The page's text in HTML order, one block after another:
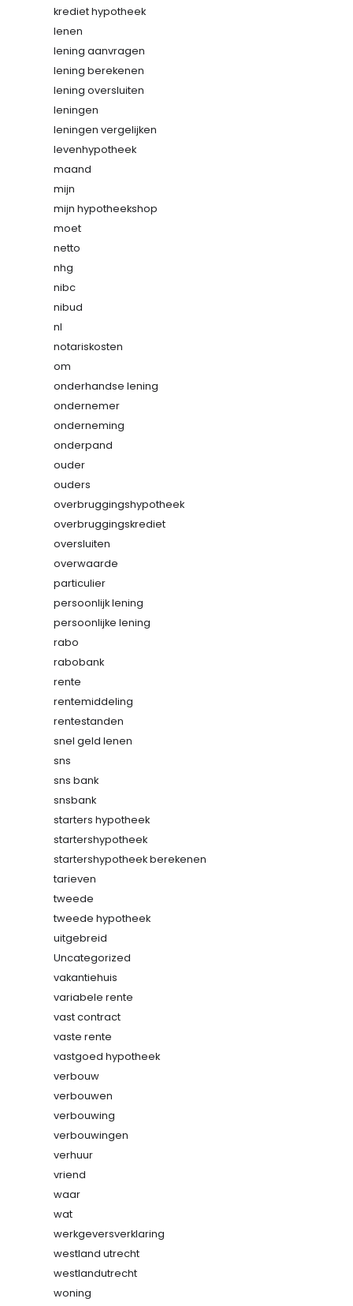
krediet hypotheek
lenen
lening aanvragen
lening berekenen
lening oversluiten
leningen
leningen vergelijken
levenhypotheek
maand
mijn
mijn hypotheekshop
moet
netto
nhg
nibc
nibud
nl
notariskosten
om
onderhandse lening
ondernemer
onderneming
onderpand
ouder
ouders
overbruggingshypotheek
overbruggingskrediet
oversluiten
overwaarde
particulier
persoonlijk lening
persoonlijke lening
rabo
rabobank
rente
rentemiddeling
rentestanden
snel geld lenen
sns
sns bank
snsbank
starters hypotheek
startershypotheek
startershypotheek berekenen
tarieven
tweede
tweede hypotheek
uitgebreid
Uncategorized
vakantiehuis
variabele rente
vast contract
vaste rente
vastgoed hypotheek
verbouw
verbouwen
verbouwing
verbouwingen
verhuur
vriend
waar
wat
werkgeversverklaring
westland utrecht
westlandutrecht
woning